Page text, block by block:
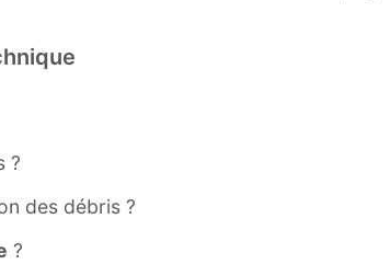
?
des débris ?
?